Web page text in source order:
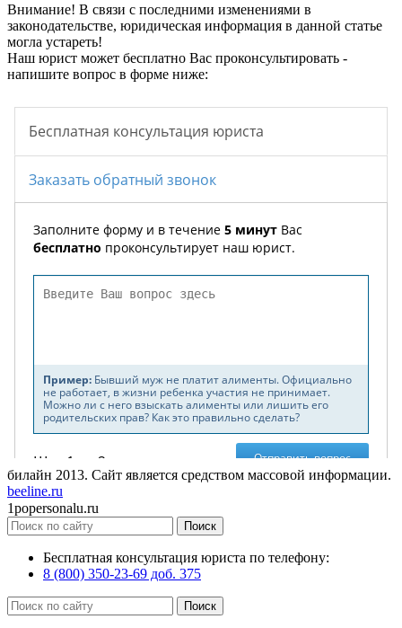
Внимание! В связи с последними изменениями в
законодательстве, юридическая информация в данной статье
могла устареть!
Наш юрист может бесплатно Вас проконсультировать -
напишите вопрос в форме ниже:
билайн 2013. Сайт является средством массовой информации.
beeline.ru
1popersonalu.ru
Бесплатная консультация юриста по телефону:
8 (800) 350-23-69 доб. 375